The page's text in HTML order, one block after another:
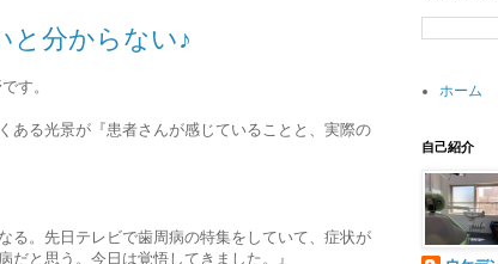
と分からない♪
す。
ある光景が『患者さんが感じていることと、実際の
る。先日テレビで歯周病の特集をしていて、症状が
と思う。今日は覚悟してきました。』
ホーム
自己紹介